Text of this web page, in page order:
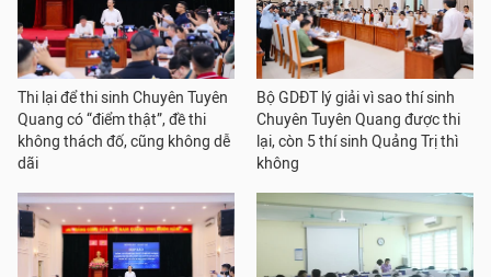
Thi lại để thi sinh Chuyên Tuyên
Quang có “điểm thật”, đề thi
không thách đố, cũng không dễ
dãi
Bộ GDĐT lý giải vì sao thí sinh
Chuyên Tuyên Quang được thi
lại, còn 5 thí sinh Quảng Trị thì
không